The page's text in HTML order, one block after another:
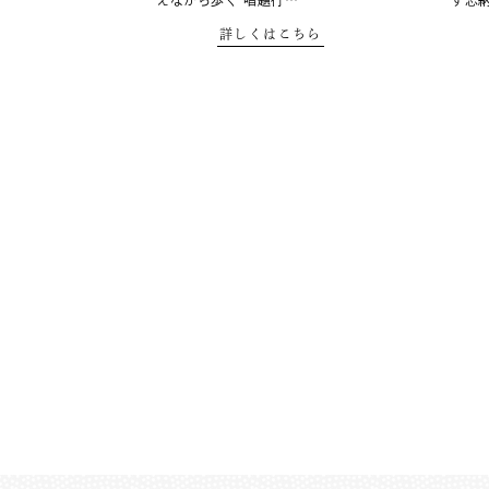
詳しくはこちら